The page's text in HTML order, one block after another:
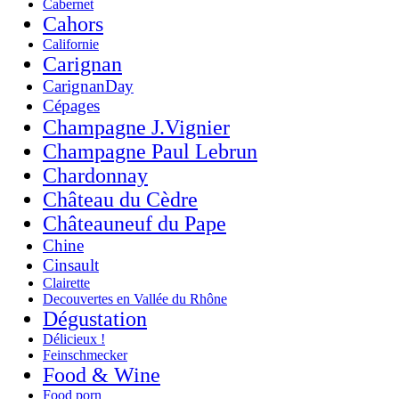
Cabernet
Cahors
Californie
Carignan
CarignanDay
Cépages
Champagne J.Vignier
Champagne Paul Lebrun
Chardonnay
Château du Cèdre
Châteauneuf du Pape
Chine
Cinsault
Clairette
Decouvertes en Vallée du Rhône
Dégustation
Délicieux !
Feinschmecker
Food & Wine
Food porn